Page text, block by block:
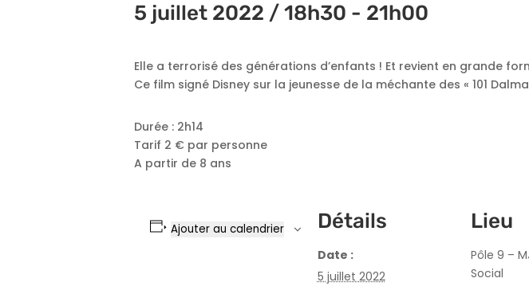
5 juillet 2022 / 18h30 - 21h00
Elle a terrorisé des générations d’enfants ! Et revient en grande
Ce film signé Disney sur la jeunesse de la méchante des « 101
Durée : 2h14
Tarif 2 € par personne
A partir de 8 ans
Ajouter au calendrier Détails
Date :
5 juillet 2022
Lieu
Pôle 9 –
Social